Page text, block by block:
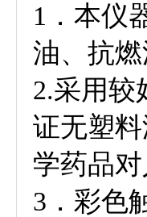
1．本仪
油、抗
2.采用较
证无塑
学药品对
3．彩色